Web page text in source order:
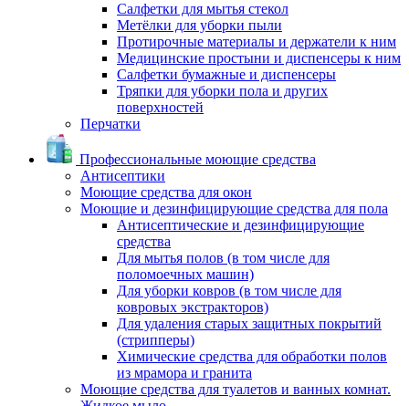
Салфетки для мытья стекол
Метёлки для уборки пыли
Протирочные материалы и держатели к ним
Медицинские простыни и диспенсеры к ним
Салфетки бумажные и диспенсеры
Тряпки для уборки пола и других
поверхностей
Перчатки
Профессиональные моющие средства
Антисептики
Моющие средства для окон
Моющие и дезинфицирующие средства для пола
Антисептические и дезинфицирующие
средства
Для мытья полов (в том числе для
поломоечных машин)
Для уборки ковров (в том числе для
ковровых экстракторов)
Для удаления старых защитных покрытий
(стрипперы)
Химические средства для обработки полов
из мрамора и гранита
Моющие средства для туалетов и ванных комнат.